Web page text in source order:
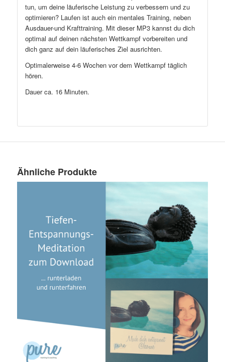
tun, um deine läuferische Leistung zu verbessern und zu
optimieren? Laufen ist auch ein mentales Training, neben
Ausdauer-und Krafttraining. Mit dieser MP3 kannst du dich
optimal auf deinen nächsten Wettkampf vorbereiten und
dich ganz auf dein läuferisches Ziel ausrichten.
Optimalerweise 4-6 Wochen vor dem Wettkampf täglich
hören.
Dauer ca. 16 Minuten.
Ähnliche Produkte